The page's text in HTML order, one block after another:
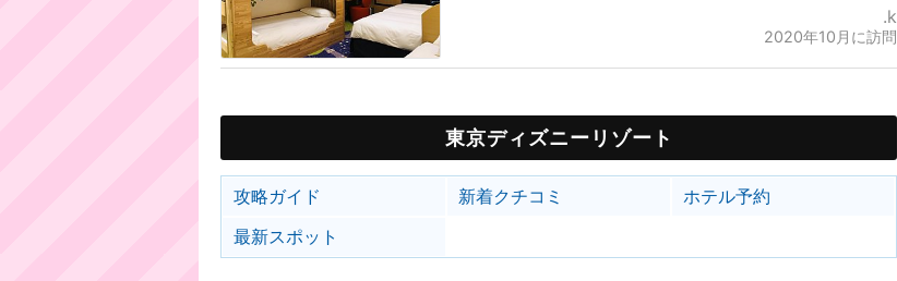
.k
2020年10月に訪問
東京ディズニーリゾート
攻略ガイド 新着クチコミ
ホテル予約
最新スポット